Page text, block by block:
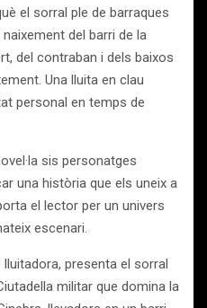
el sorral ple de barraques
del barri de la
del contraban i dels baixos
Una lluita en clau
personal en temps de
sis personatges
una història que els uneix a
el lector per un univers
escenari.
presenta el sorral
militar que domina la